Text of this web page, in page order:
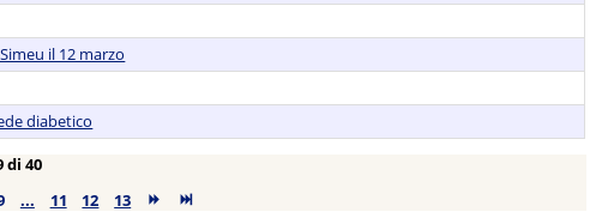
il 12 marzo
diabetico
di 40
... 11 12 13